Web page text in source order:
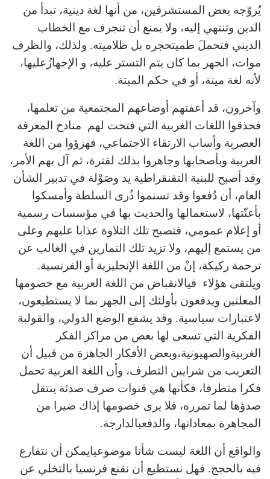
يُروّجه بعض المستشرقين، من أنها لغة دينية، تبدأ من
الدين وتنتهي إليه، ولا يمنع أن تنجرف مع الخطاب
الديني فتحملَ طميتحجره بل ظلاميته. ولذلك، والظرف
موات، الجهر بما كان يتم التستر عليه، و الإجهازُعليها،
لأنه لغة ميتة، أو في حكم الميتة.
وآخرون، قد أعفتهم أوضاعهم المجتمعية من تعلمها،
فحذقوا اللغات الغربية التي فتحت لهم منادح المعرفة
العصرية وأساب الارتقاء الاجتماعي، فهزؤوا من اللغة
العربية وبأصحابها وجاهروا بذلك لفترة، ثم آل بهم الأمر،
وقد أصبح للبنية التقنقراطية يد وصَوْلة في تدبير الشأن
العام، أن دُفعوا وقد تسنموا ذُرى السلطة وأمسكوا
بأعنّتها، لاستعمالها والحديث بها في مؤسسات رسمية
أو إعلام عمومي، فتصبح تلك التلاوة عذابا عليهم وعلى
من يستمع إليهم، ولا تزيد تلك التمارين في الغالب عن
ترجمة ركيكة، إنْ من اللغة الإنجليزية أو الفرنسية.
ويلتقى هؤلاء فيالانقباض من اللغة العربية مع خصومها
المعلنين ويدفعون بأولئك إلى الجهر بما لا يستطيعون،
لاعتبارات سياسية. وقد يشفع الوضع الدولي، والقولبة
الفكرية التي تسعى لها بعض من مراكز الفكر
الغربيةوالصهيونية،وبعض الأفكار الجاهزة من قبيل أن
التعريب من شرايين التطرف، وأن اللغة العربية تحمل
فكرا متطرفا، فكأنها هي قنوات صرف صدئة ينتقل
صدؤها لما تمرره، فلا يرى خصومها إذاك ضيرا من
المجاهرة بمعاداتها، والدفعبالدارجة.
والواقع أن اللغة ليست شأنا موضوعيايمكن أن نتقارع
فيه بالحجج. فهل نستطيع أن نقنع فرنسيا بالتخلي عن